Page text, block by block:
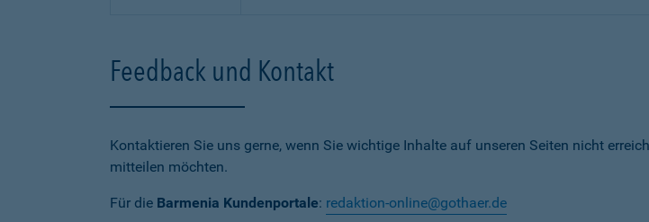
Feedback und Kontakt
Kontaktieren Sie uns gerne, wenn Sie wichtige Inhalte auf unseren Seiten nicht
mitteilen möchten.
Für die Barmenia Kundenportale: redaktion-online@gothaer.de